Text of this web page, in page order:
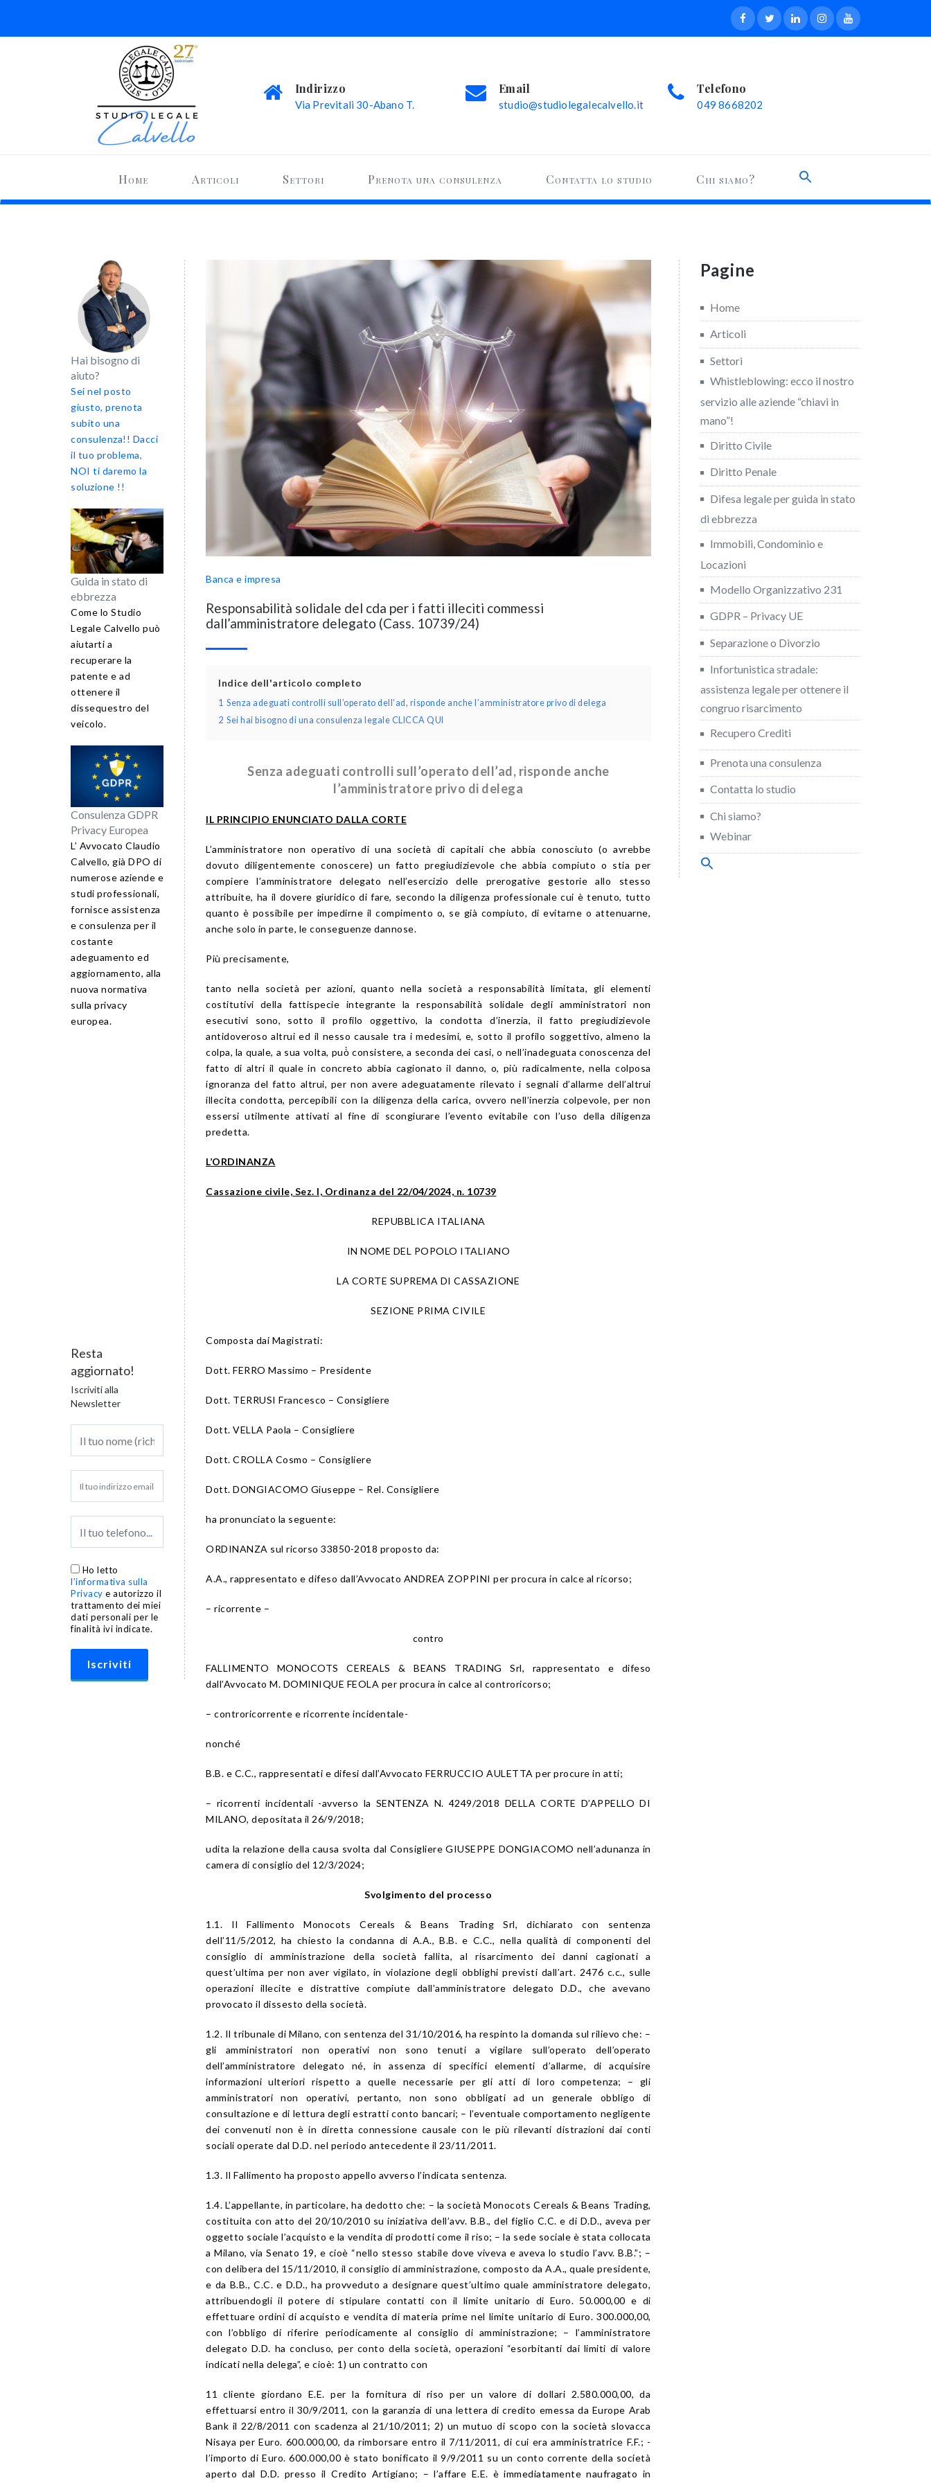
Indirizzo
Via Previtali 30-Abano T.
Email
studio@studiolegalecalvello.it
Telefono
049 8668202
Home Articoli Settori Prenota una consulenza Contatta lo studio Chi siamo?
Hai bisogno di
aiuto?
Sei nel posto
giusto, prenota
subito una
consulenza!! Dacci
il tuo problema,
NOI ti daremo la
soluzione !!
Guida in stato di
ebbrezza
Come lo Studio
Legale Calvello può
aiutarti a
recuperare la
patente e ad
ottenere il
dissequestro del
veicolo.
Consulenza GDPR
Privacy Europea
L’ Avvocato Claudio
Calvello, già DPO di
numerose aziende e
studi professionali,
fornisce assistenza
e consulenza per il
costante
adeguamento ed
aggiornamento, alla
nuova normativa
sulla privacy
europea.
Resta
aggiornato!
Iscriviti alla
Newsletter
Ho letto
l’informativa sulla
Privacy e autorizzo il
trattamento dei miei
dati personali per le
finalità ivi indicate.
Banca e impresa
Responsabilità solidale del cda per i fatti illeciti commessi
dall’amministratore delegato (Cass. 10739/24)
Indice dell'articolo completo
1 Senza adeguati controlli sull’operato dell’ad, risponde anche l’amministratore privo di delega
2 Sei hai bisogno di una consulenza legale CLICCA QUI
Senza adeguati controlli sull’operato dell’ad, risponde anche
l’amministratore privo di delega
IL PRINCIPIO ENUNCIATO DALLA CORTE
L’amministratore non operativo di una società di capitali che abbia conosciuto (o avrebbe
dovuto diligentemente conoscere) un fatto pregiudizievole che abbia compiuto o stia per
compiere l’amministratore delegato nell’esercizio delle prerogative gestorie allo stesso
attribuite, ha il dovere giuridico di fare, secondo la diligenza professionale cui è tenuto, tutto
quanto è possibile per impedirne il compimento o, se già compiuto, di evitarne o attenuarne,
anche solo in parte, le conseguenze dannose.
Più precisamente,
tanto nella società per azioni, quanto nella società a responsabilità limitata, gli elementi
costitutivi della fattispecie integrante la responsabilità solidale degli amministratori non
esecutivi sono, sotto il profilo oggettivo, la condotta d’inerzia, il fatto pregiudizievole
antidoveroso altrui ed il nesso causale tra i medesimi, e, sotto il profilo soggettivo, almeno la
colpa, la quale, a sua volta, può̀ consistere, a seconda dei casi, o nell’inadeguata conoscenza del
fatto di altri il quale in concreto abbia cagionato il danno, o, più radicalmente, nella colposa
ignoranza del fatto altrui, per non avere adeguatamente rilevato i segnali d’allarme dell’altrui
illecita condotta, percepibili con la diligenza della carica, ovvero nell’inerzia colpevole, per non
essersi utilmente attivati al fine di scongiurare l’evento evitabile con l’uso della diligenza
predetta.
L’ORDINANZA
Cassazione civile, Sez. I, Ordinanza del 22/04/2024, n. 10739
REPUBBLICA ITALIANA
IN NOME DEL POPOLO ITALIANO
LA CORTE SUPREMA DI CASSAZIONE
SEZIONE PRIMA CIVILE
Composta dai Magistrati:
Dott. FERRO Massimo – Presidente
Dott. TERRUSI Francesco – Consigliere
Dott. VELLA Paola – Consigliere
Dott. CROLLA Cosmo – Consigliere
Dott. DONGIACOMO Giuseppe – Rel. Consigliere
ha pronunciato la seguente:
ORDINANZA sul ricorso 33850-2018 proposto da:
A.A., rappresentato e difeso dall’Avvocato ANDREA ZOPPINI per procura in calce al ricorso;
– ricorrente –
contro
FALLIMENTO MONOCOTS CEREALS & BEANS TRADING Srl, rappresentato e difeso
dall’Avvocato M. DOMINIQUE FEOLA per procura in calce al controricorso;
– controricorrente e ricorrente incidentale-
nonché
B.B. e C.C., rappresentati e difesi dall’Avvocato FERRUCCIO AULETTA per procure in atti;
– ricorrenti incidentali -avverso la SENTENZA N. 4249/2018 DELLA CORTE D’APPELLO DI
MILANO, depositata il 26/9/2018;
udita la relazione della causa svolta dal Consigliere GIUSEPPE DONGIACOMO nell’adunanza in
camera di consiglio del 12/3/2024;
Svolgimento del processo
1.1. Il Fallimento Monocots Cereals & Beans Trading Srl, dichiarato con sentenza
dell’11/5/2012, ha chiesto la condanna di A.A., B.B. e C.C., nella qualità di componenti del
consiglio di amministrazione della società fallita, al risarcimento dei danni cagionati a
quest’ultima per non aver vigilato, in violazione degli obblighi previsti dall’art. 2476 c.c., sulle
operazioni illecite e distrattive compiute dall’amministratore delegato D.D., che avevano
provocato il dissesto della società.
1.2. Il tribunale di Milano, con sentenza del 31/10/2016, ha respinto la domanda sul rilievo che: –
gli amministratori non operativi non sono tenuti a vigilare sull’operato dell’operato
dell’amministratore delegato né, in assenza di specifici elementi d’allarme, di acquisire
informazioni ulteriori rispetto a quelle necessarie per gli atti di loro competenza; – gli
amministratori non operativi, pertanto, non sono obbligati ad un generale obbligo di
consultazione e di lettura degli estratti conto bancari; – l’eventuale comportamento negligente
dei convenuti non è in diretta connessione causale con le più rilevanti distrazioni dai conti
sociali operate dal D.D. nel periodo antecedente il 23/11/2011.
1.3. Il Fallimento ha proposto appello avverso l’indicata sentenza.
1.4. L’appellante, in particolare, ha dedotto che: – la società Monocots Cereals & Beans Trading,
costituita con atto del 20/10/2010 su iniziativa dell’avv. B.B., del figlio C.C. e di D.D., aveva per
oggetto sociale l’acquisto e la vendita di prodotti come il riso; – la sede sociale è stata collocata
a Milano, via Senato 19, e cioè “nello stesso stabile dove viveva e aveva lo studio l’avv. B.B.”; –
con delibera del 15/11/2010, il consiglio di amministrazione, composto da A.A., quale presidente,
e da B.B., C.C. e D.D., ha provveduto a designare quest’ultimo quale amministratore delegato,
attribuendogli il potere di stipulare contatti con il limite unitario di Euro. 50.000,00 e di
effettuare ordini di acquisto e vendita di materia prime nel limite unitario di Euro. 300.000,00,
con l’obbligo di riferire periodicamente al consiglio di amministrazione; – l’amministratore
delegato D.D. ha concluso, per conto della società, operazioni “esorbitanti dai limiti di valore
indicati nella delega”, e cioè: 1) un contratto con
11 cliente giordano E.E. per la fornitura di riso per un valore di dollari 2.580.000,00, da
effettuarsi entro il 30/9/2011, con la garanzia di una lettera di credito emessa da Europe Arab
Bank il 22/8/2011 con scadenza al 21/10/2011; 2) un mutuo di scopo con la società slovacca
Nisaya per Euro. 600.000,00, da rimborsare entro il 7/11/2011, di cui era amministratrice F.F.; -
l’importo di Euro. 600.000,00 è stato bonificato il 9/9/2011 su un conto corrente della società
aperto dal D.D. presso il Credito Artigiano; – l’affare E.E. è immediatamente naufragato in
Pagine
Home
Articoli
Settori
Whistleblowing: ecco il nostro
servizio alle aziende “chiavi in
mano”!
Diritto Civile
Diritto Penale
Difesa legale per guida in stato
di ebbrezza
Immobili, Condominio e
Locazioni
Modello Organizzativo 231
GDPR – Privacy UE
Separazione o Divorzio
Infortunistica stradale:
assistenza legale per ottenere il
congruo risarcimento
Recupero Crediti
Prenota una consulenza
Contatta lo studio
Chi siamo?
Webinar